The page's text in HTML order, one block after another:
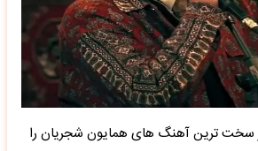
ترین آهنگ های همایون شجریان را